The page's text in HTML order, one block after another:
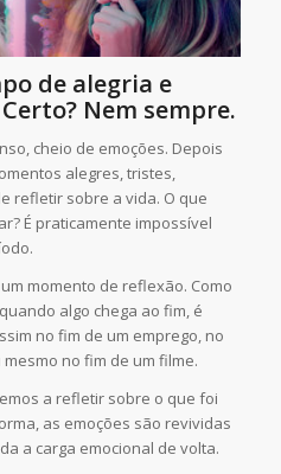
de alegria e
Nem sempre.
cheio de emoções. Depois
alegres, tristes,
refletir sobre a vida. O que
É praticamente impossível
momento de reflexão. Como
algo chega ao fim, é
no fim de um emprego, no
no fim de um filme.
a refletir sobre o que foi
as emoções são revividas
a carga emocional de volta.